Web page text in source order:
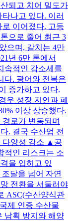
되고 치어 밀도가
나고 있다. 이러
이어졌다. 고등
으로 줄어 최근 3
으며, 갈치는 4만
년 6만 톤에서
속적인 감소세를
다. 광어와 전복은
증가하고 있다.
우 성장 지연과 폐
이상 상승했다.
로가 변동되며
. 결국 수산업 전
양성 감소 ▲공
적인 리스크는 소
을 입히고 있
달을 넘어 자연
전환을 서둘러야
ASC(수산양식관
제 인증 수산물
남획 방지와 해양